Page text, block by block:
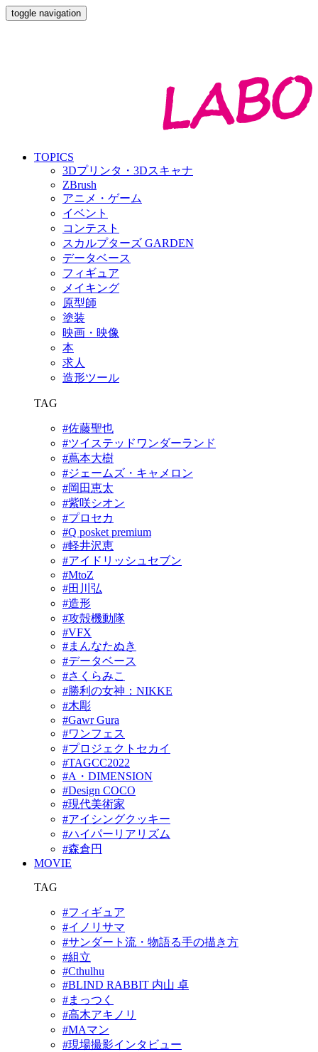
toggle navigation
TOPICS
3Dプリンタ・3Dスキャナ
ZBrush
アニメ・ゲーム
イベント
コンテスト
スカルプターズ GARDEN
データベース
フィギュア
メイキング
原型師
塗装
映画・映像
本
求人
造形ツール
TAG
#佐藤聖也
#ツイステッドワンダーランド
#蔦本大樹
#ジェームズ・キャメロン
#岡田恵太
#紫咲シオン
#プロセカ
#Q posket premium
#軽井沢恵
#アイドリッシュセブン
#MtoZ
#田川弘
#造形
#攻殻機動隊
#VFX
#まんなたぬき
#データベース
#さくらみこ
#勝利の女神：NIKKE
#木彫
#Gawr Gura
#ワンフェス
#プロジェクトセカイ
#TAGCC2022
#A・DIMENSION
#Design COCO
#現代美術家
#アイシングクッキー
#ハイパーリアリズム
#森倉円
MOVIE
TAG
#フィギュア
#イノリサマ
#サンダート流・物語る手の描き方
#組立
#Cthulhu
#BLIND RABBIT 内山 卓
#まっつく
#高木アキノリ
#MAマン
#現場撮影インタビュー